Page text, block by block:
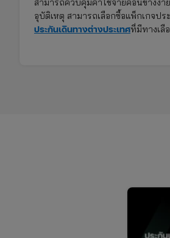
สามารถควบคุมค่าใช้จ่ายค่อนข้างง่า
อุบัติเหตุ สามารถเลือกซื้อแพ็กเกจป
ประกันเดินทางต่างประเทศที่มีทางเลื